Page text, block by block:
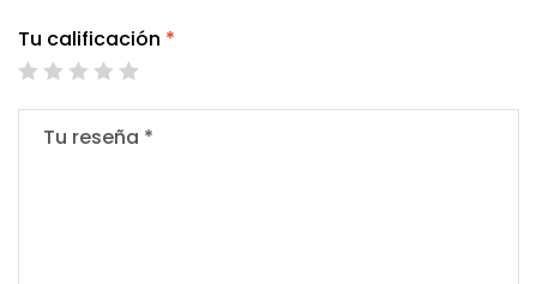
Tu calificación *